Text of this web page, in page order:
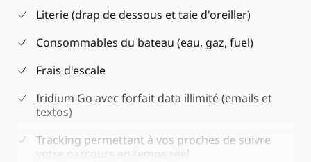
Literie (drap de dessous et taie d'oreiller)
Consommables du bateau (eau, gaz, fuel)
Frais d'escale
Iridium Go avec forfait data illimité (emails et
textos)
Tracking permettant à vos proches de suivre
votre parcours en temps réel